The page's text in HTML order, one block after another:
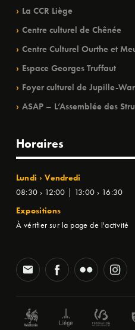
La CCR Liège
Centre culturel de Chênée
Centre Culturel Ourthe et
Espace Georges Truffaut
Foyer culturel de Jupille-
ASAP – L’Assemblée des
Horaires
Lundi › Vendredi
08:30 › 12:00 | 13:00 › 16:30
Expositions
À vérifier sur la page de l'activité